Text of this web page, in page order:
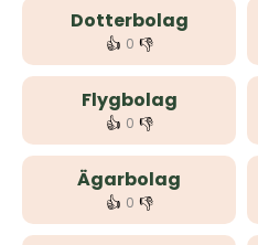
Dotterbolag
👍 0 👎
Flygbolag
👍 0 👎
Ägarbolag
👍 0 👎